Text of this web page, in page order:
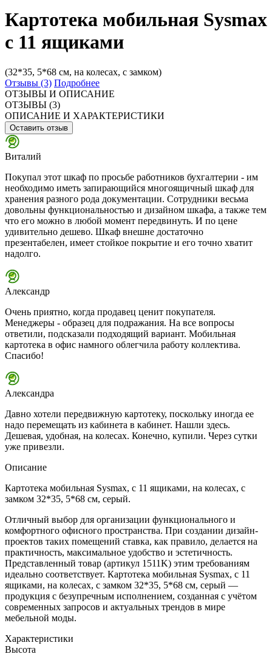
Картотека мобильная Sysmax
с 11 ящиками
(32*35, 5*68 см, на колесах, с замком)
Отзывы (3) Подробнее
ОТЗЫВЫ И ОПИСАНИЕ
ОТЗЫВЫ (3)
ОПИСАНИЕ И ХАРАКТЕРИСТИКИ
Оставить отзыв
Виталий
Покупал этот шкаф по просьбе работников бухгалтерии - им
необходимо иметь запирающийся многоящичный шкаф для
хранения разного рода документации. Сотрудники весьма
довольны функциональностью и дизайном шкафа, а также тем
что его можно в любой момент передвинуть. И по цене
удивительно дешево. Шкаф внешне достаточно
презентабелен, имеет стойкое покрытие и его точно хватит
надолго.
Александр
Очень приятно, когда продавец ценит покупателя.
Менеджеры - образец для подражания. На все вопросы
ответили, подсказали подходящий вариант. Мобильная
картотека в офис намного облегчила работу коллектива.
Спасибо!
Александра
Давно хотели передвижную картотеку, поскольку иногда ее
надо перемещать из кабинета в кабинет. Нашли здесь.
Дешевая, удобная, на колесах. Конечно, купили. Через сутки
уже привезли.
Описание
Картотека мобильная Sysmax, с 11 ящиками, на колесах, с
замком 32*35, 5*68 см, серый.
Отличный выбор для организации функционального и
комфортного офисного пространства. При создании дизайн-
проектов таких помещений ставка, как правило, делается на
практичность, максимальное удобство и эстетичность.
Представленный товар (артикул 1511K) этим требованиям
идеально соответствует. Картотека мобильная Sysmax, с 11
ящиками, на колесах, с замком 32*35, 5*68 см, серый —
продукция с безупречным исполнением, созданная с учётом
современных запросов и актуальных трендов в мире
мебельной моды.
Характеристики
Высота